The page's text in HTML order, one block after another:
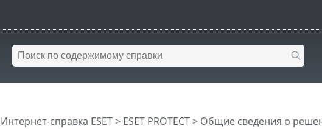
Интернет-справка ESET> ESET PROTECT> Общие сведения о